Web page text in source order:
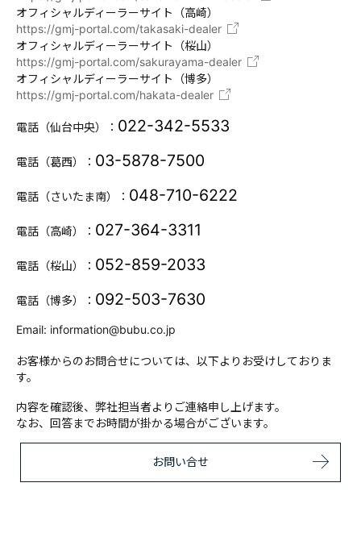
オフィシャルディーラーサイト（高崎）
https://gmj-portal.com/takasaki-dealer
オフィシャルディーラーサイト（桜山）
https://gmj-portal.com/sakurayama-dealer
オフィシャルディーラーサイト（博多）
https://gmj-portal.com/hakata-dealer
電話（仙台中央）： 022-342-5533
電話（葛西）： 03-5878-7500
電話（さいたま南）： 048-710-6222
電話（高崎）： 027-364-3311
電話（桜山）： 052-859-2033
電話（博多）： 092-503-7630
Email: information@bubu.co.jp
お客様からのお問合せについては、以下よりお受けしておりま
す。
内容を確認後、弊社担当者よりご連絡申し上げます。
なお、回答までお時間が掛かる場合がございます。
お問い合せ